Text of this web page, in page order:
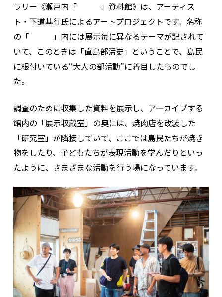
ラリー《瀬戸内「 」資料館》は、アーティス
ト・下道基行氏によるアートプロジェクトです。名称
の「 」内には展示毎に異なるテーマが記されて
いて、このときは「直島部活史」ということで、島民
に根付いている“大人の部活動”に着目したものでし
た。
調査のために収集した資料を展示し、アーカイブする
館内の「展示収蔵室」の奥には、焼肉店を改装した
「研究室」が隣接していて、ここでは島民たちが焼き
物をしたり、子どもたちが表現活動を学んだりといっ
たように、さまざまな活動を行う場になっています。